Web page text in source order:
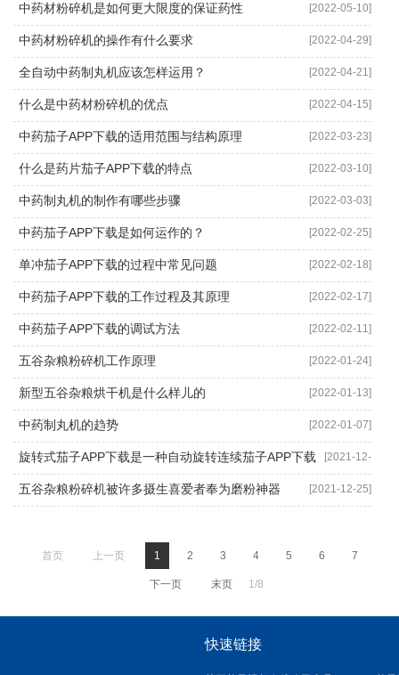
中药材粉碎机是如何更大限度的保证药性 [2022-05-10]
中药材粉碎机的操作有什么要求 [2022-04-29]
全自动中药制丸机应该怎样运用？ [2022-04-21]
什么是中药材粉碎机的优点 [2022-04-15]
中药茄子APP下载的适用范围与结构原理 [2022-03-23]
什么是药片茄子APP下载的特点 [2022-03-10]
中药制丸机的制作有哪些步骤 [2022-03-03]
中药茄子APP下载是如何运作的？ [2022-02-25]
单冲茄子APP下载的过程中常见问题 [2022-02-18]
中药茄子APP下载的工作过程及其原理 [2022-02-17]
中药茄子APP下载的调试方法 [2022-02-11]
五谷杂粮粉碎机工作原理 [2022-01-24]
新型五谷杂粮烘干机是什么样儿的 [2022-01-13]
中药制丸机的趋势 [2022-01-07]
旋转式茄子APP下载是一种自动旋转连续茄子APP下载 [2021-12-
30]
五谷杂粮粉碎机被许多摄生喜爱者奉为磨粉神器 [2021-12-25]
首页 上一页 1 2 3 4 5 6 7
下一页 末页 1/8
快速链接